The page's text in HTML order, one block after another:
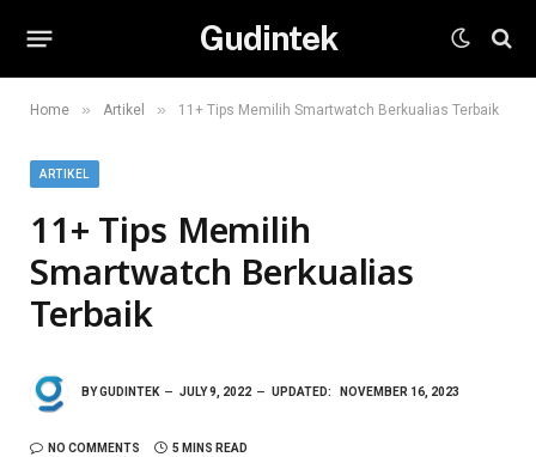
Gudintek
Home » Artikel » 11+ Tips Memilih Smartwatch Berkualias Terbaik
ARTIKEL
11+ Tips Memilih
Smartwatch Berkualias
Terbaik
BYGUDINTEK JULY 9, 2022 UPDATED: NOVEMBER 16, 2023
NO COMMENTS 5 MINS READ